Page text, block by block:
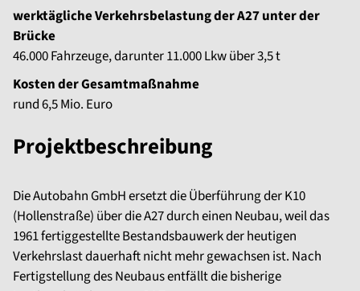
werktägliche Verkehrsbelastung der A27 unter der
Brücke
46.000 Fahrzeuge, darunter 11.000 Lkw über 3,5 t
Kosten der Gesamtmaßnahme
rund 6,5 Mio. Euro
Projektbeschreibung
Die Autobahn GmbH ersetzt die Überführung der K10
(Hollenstraße) über die A27 durch einen Neubau, weil das
1961 fertiggestellte Bestandsbauwerk der heutigen
Verkehrslast dauerhaft nicht mehr gewachsen ist. Nach
Fertigstellung des Neubaus entfällt die bisherige